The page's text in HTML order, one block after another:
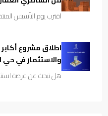
اقترب يوم التأسيس المنتظر كل 22 فبراير
اطلاق مشروع
والاستثمار في حي
هل تبحث عن فرصة